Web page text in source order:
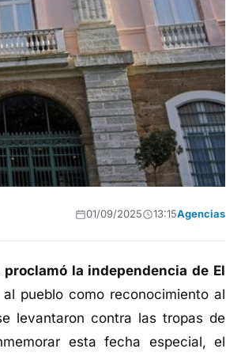
01/09/2025 13:15Agencias
proclamó la independencia de El
al pueblo como reconocimiento al
levantaron contra las tropas de
esta fecha especial, el